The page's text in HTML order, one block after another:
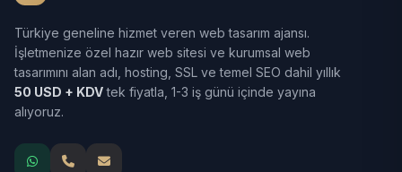
Türkiye geneline hizmet veren web tasarım ajansı.
İşletmenize özel hazır web sitesi ve kurumsal web
tasarımını alan adı, hosting, SSL ve temel SEO dahil yıllık
50 USD + KDVtek fiyatla, 1-3 iş günü içinde yayına
alıyoruz.